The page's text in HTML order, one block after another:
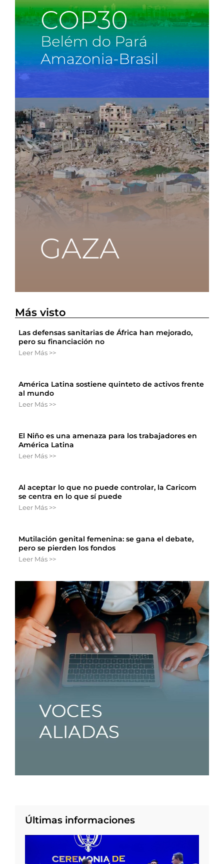
Más visto
Las defensas sanitarias de África han mejorado,
pero su financiación no
Leer Más >>
América Latina sostiene quinteto de activos frente
al mundo
Leer Más >>
El Niño es una amenaza para los trabajadores en
América Latina
Leer Más >>
Al aceptar lo que no puede controlar, la Caricom
se centra en lo que sí puede
Leer Más >>
Mutilación genital femenina: se gana el debate,
pero se pierden los fondos
Leer Más >>
Últimas informaciones